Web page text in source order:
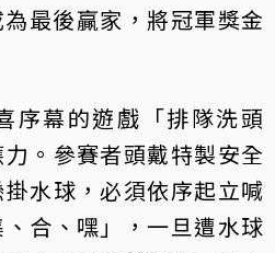
最後贏家，將冠軍獎金
序幕的遊戲「排隊洗頭
。參賽者頭戴特製安全
水球，必須依序起立喊
合、嘿」，一旦遭水球